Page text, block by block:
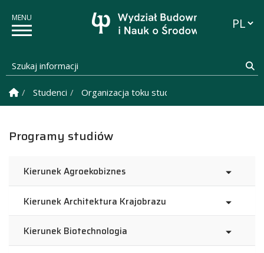
Szukaj informacji
Strona Główna
Studenci Organizacja toku studiów
Programy studiów
Kierunek Agroekobiznes
Kierunek Architektura Krajobrazu
Kierunek Biotechnologia